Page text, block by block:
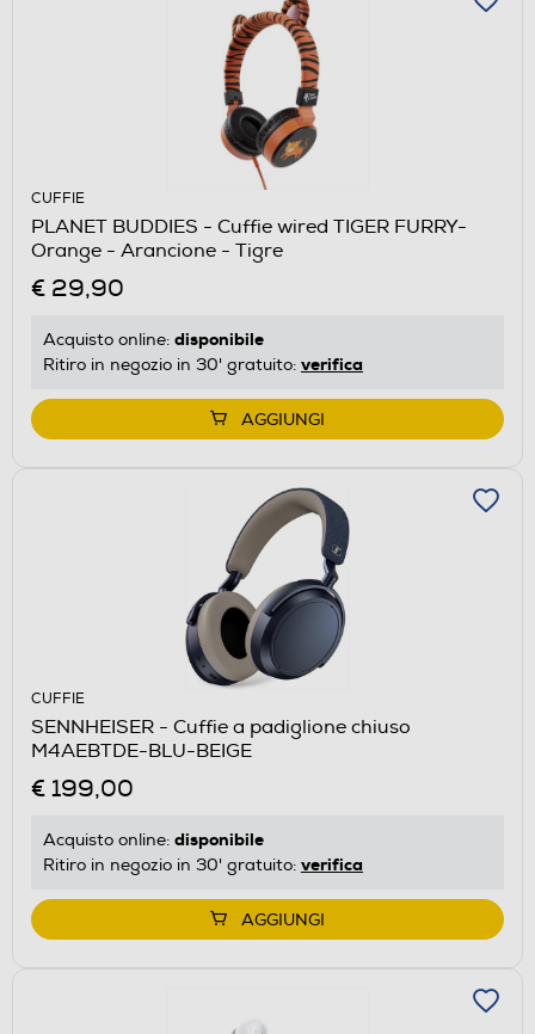
CUFFIE
PLANET BUDDIES - Cuffie wired TIGER FURRY-
Orange - Arancione - Tigre
€ 29,90
Acquisto online: disponibile
Ritiro in negozio in 30' gratuito: verifica
AGGIUNGI
CUFFIE
SENNHEISER - Cuffie a padiglione chiuso
M4AEBTDE-BLU-BEIGE
€ 199,00
Acquisto online: disponibile
Ritiro in negozio in 30' gratuito: verifica
AGGIUNGI